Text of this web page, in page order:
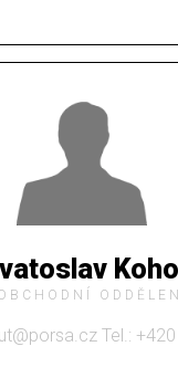
Tel.: